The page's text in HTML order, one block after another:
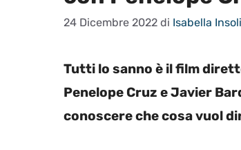
24 Dicembre 2022 di Isabella
Tutti lo sanno è il film
Penelope Cruz e Javier
conoscere che cosa vuol